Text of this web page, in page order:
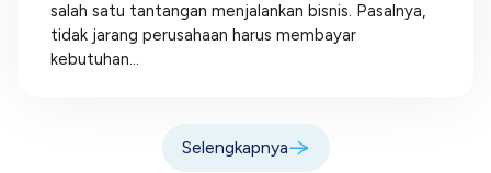
salah satu tantangan menjalankan bisnis. Pasalnya,
tidak jarang perusahaan harus membayar
kebutuhan...
Selengkapnya